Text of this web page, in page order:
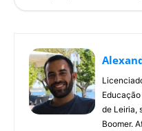
de Leiria,
Boomer.